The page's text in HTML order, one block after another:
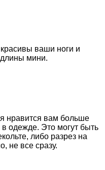
ваши ноги и
длины мини.
нравится вам больше
в одежде. Это могут быть
либо разрез на
не все сразу.